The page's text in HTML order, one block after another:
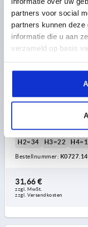
partners voor social
partners kunnen
informatie die u aan
verzameld op basis
HANDKURBEL
SCHWARZ
ACHSABSTAND=125
H2=34
H3=22
Bestellnummer:
31,66 €
zzgl. MwSt.
zzgl. Versandkosten